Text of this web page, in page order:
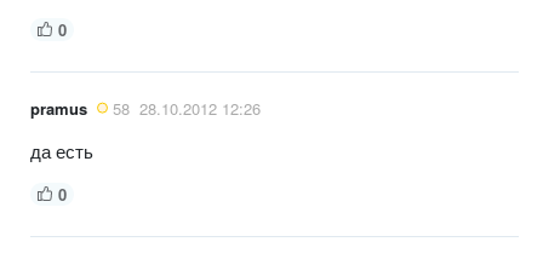
0
pramus 58 28.10.2012 12:26
да есть
0